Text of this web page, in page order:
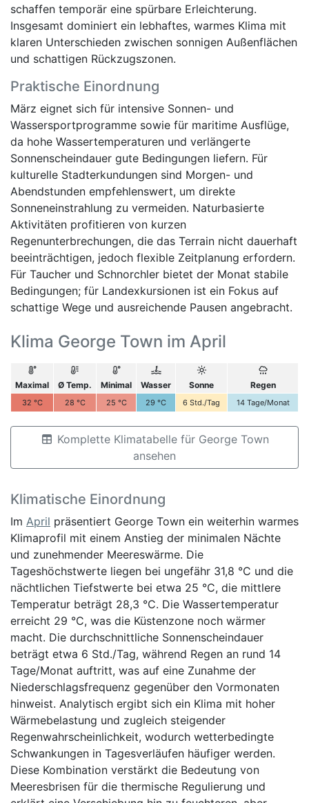
schaffen temporär eine spürbare Erleichterung.
Insgesamt dominiert ein lebhaftes, warmes Klima mit
klaren Unterschieden zwischen sonnigen Außenflächen
und schattigen Rückzugszonen.
Praktische Einordnung
März eignet sich für intensive Sonnen- und
Wassersportprogramme sowie für maritime Ausflüge,
da hohe Wassertemperaturen und verlängerte
Sonnenscheindauer gute Bedingungen liefern. Für
kulturelle Stadterkundungen sind Morgen- und
Abendstunden empfehlenswert, um direkte
Sonneneinstrahlung zu vermeiden. Naturbasierte
Aktivitäten profitieren von kurzen
Regenunterbrechungen, die das Terrain nicht dauerhaft
beeinträchtigen, jedoch flexible Zeitplanung erfordern.
Für Taucher und Schnorchler bietet der Monat stabile
Bedingungen; für Landexkursionen ist ein Fokus auf
schattige Wege und ausreichende Pausen angebracht.
Klima George Town im April
Maximal Ø Temp. Minimal Wasser Sonne Regen
32 °C 28 °C 25 °C 29 °C 6 Std./Tag 14 Tage/Monat
Komplette Klimatabelle für George Town
ansehen
Klimatische Einordnung
Im April präsentiert George Town ein weiterhin warmes
Klimaprofil mit einem Anstieg der minimalen Nächte
und zunehmender Meereswärme. Die
Tageshöchstwerte liegen bei ungefähr 31,8 °C und die
nächtlichen Tiefstwerte bei etwa 25 °C, die mittlere
Temperatur beträgt 28,3 °C. Die Wassertemperatur
erreicht 29 °C, was die Küstenzone noch wärmer
macht. Die durchschnittliche Sonnenscheindauer
beträgt etwa 6 Std./Tag, während Regen an rund 14
Tage/Monat auftritt, was auf eine Zunahme der
Niederschlagsfrequenz gegenüber den Vormonaten
hinweist. Analytisch ergibt sich ein Klima mit hoher
Wärmebelastung und zugleich steigender
Regenwahrscheinlichkeit, wodurch wetterbedingte
Schwankungen in Tagesverläufen häufiger werden.
Diese Kombination verstärkt die Bedeutung von
Meeresbrisen für die thermische Regulierung und